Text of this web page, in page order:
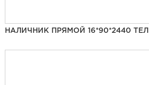
НАЛИЧНИК ПРЯМОЙ 16*90*2440